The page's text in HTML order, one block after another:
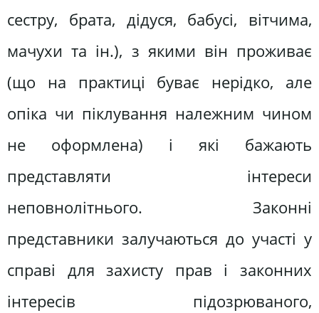
сестру, брата, дідуся, бабусі, вітчима,
мачухи та ін.), з якими він проживає
(що на практиці буває нерідко, але
опіка чи піклування належним чином
не оформлена) і які бажають
представляти інтереси
неповнолітнього. Законні
представники залучаються до участі у
справі для захисту прав і законних
інтересів підозрюваного,